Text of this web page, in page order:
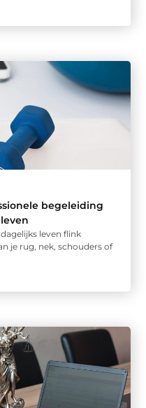
begeleiding
leven flink
je rug, nek, schouders of